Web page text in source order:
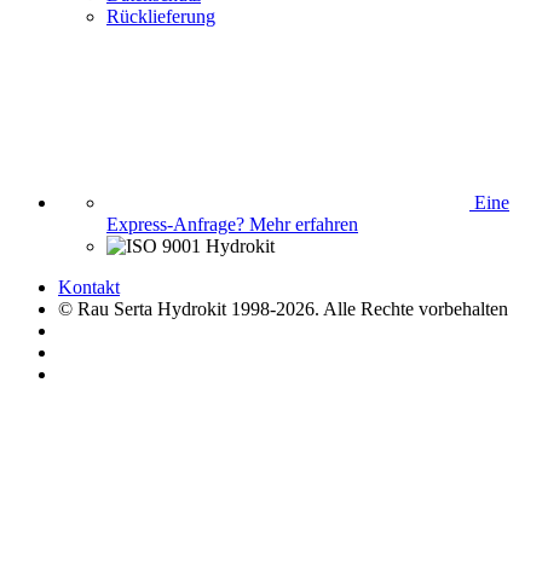
Rücklieferung
Eine
Express-Anfrage? Mehr erfahren
Kontakt
© Rau Serta Hydrokit 1998-2026. Alle Rechte vorbehalten